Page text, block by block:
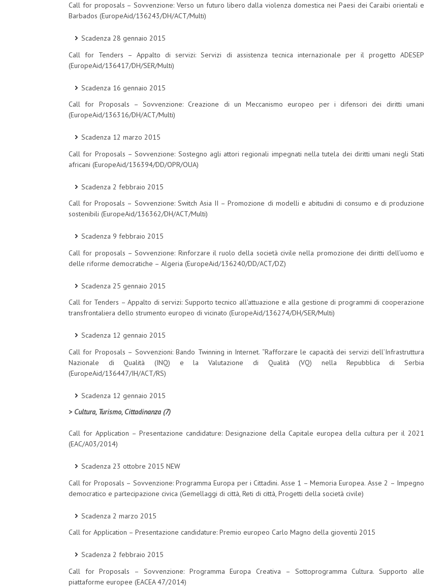
Call for proposals – Sovvenzione: Verso un futuro libero dalla violenza domestica nei Paesi dei Caraibi orientali e
Barbados (EuropeAid/136243/DH/ACT/Multi)
Scadenza 28 gennaio 2015
Call for Tenders – Appalto di servizi: Servizi di assistenza tecnica internazionale per il progetto ADESEP
(EuropeAid/136417/DH/SER/Multi)
Scadenza 16 gennaio 2015
Call for Proposals – Sovvenzione: Creazione di un Meccanismo europeo per i difensori dei diritti umani
(EuropeAid/136316/DH/ACT/Multi)
Scadenza 12 marzo 2015
Call for Proposals – Sovvenzione: Sostegno agli attori regionali impegnati nella tutela dei diritti umani negli Stati
africani (EuropeAid/136394/DD/OPR/OUA)
Scadenza 2 febbraio 2015
Call for Proposals – Sovvenzione: Switch Asia II – Promozione di modelli e abitudini di consumo e di produzione
sostenibili (EuropeAid/136362/DH/ACT/Multi)
Scadenza 9 febbraio 2015
Call for proposals – Sovvenzione: Rinforzare il ruolo della società civile nella promozione dei diritti dell’uomo e
delle riforme democratiche – Algeria (EuropeAid/136240/DD/ACT/DZ)
Scadenza 25 gennaio 2015
Call for Tenders – Appalto di servizi: Supporto tecnico all’attuazione e alla gestione di programmi di cooperazione
transfrontaliera dello strumento europeo di vicinato (EuropeAid/136274/DH/SER/Multi)
Scadenza 12 gennaio 2015
Call for Proposals – Sovvenzioni: Bando Twinning in Internet. “Rafforzare le capacità dei servizi dell’Infrastruttura
Nazionale di Qualità (INQ) e la Valutazione di Qualità (VQ) nella Repubblica di Serbia
(EuropeAid/136447/IH/ACT/RS)
Scadenza 12 gennaio 2015
> Cultura, Turismo, Cittadinanza (7)
Call for Application – Presentazione candidature: Designazione della Capitale europea della cultura per il 2021
(EAC/A03/2014)
Scadenza 23 ottobre 2015 NEW
Call for Proposals – Sovvenzione: Programma Europa per i Cittadini. Asse 1 – Memoria Europea. Asse 2 – Impegno
democratico e partecipazione civica (Gemellaggi di città, Reti di città, Progetti della società civile)
Scadenza 2 marzo 2015
Call for Application – Presentazione candidature: Premio europeo Carlo Magno della gioventù 2015
Scadenza 2 febbraio 2015
Call for Proposals – Sovvenzione: Programma Europa Creativa – Sottoprogramma Cultura. Supporto alle
piattaforme europee (EACEA 47/2014)